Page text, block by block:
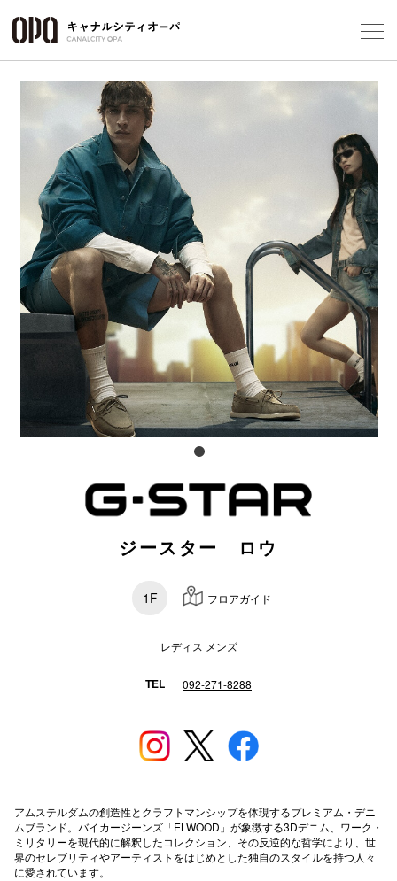
ジースター ロウ
1F フロアガイド
レディス メンズ
TEL 092-271-8288
アムステルダムの創造性とクラフトマンシップを体現するプレミアム・デニ
ムブランド。バイカージーンズ「ELWOOD」が象徴する3Dデニム、ワーク・
ミリタリーを現代的に解釈したコレクション、その反逆的な哲学により、世
界のセレブリティやアーティストをはじめとした独自のスタイルを持つ人々
に愛されています。
フロア
ショッ
レスト
施設案内
アクセ
スタッ
電話で
公式SNS
高崎オ
新百合丘